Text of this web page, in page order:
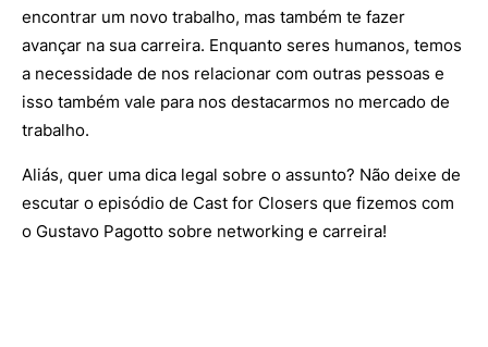
encontrar um novo trabalho, mas também te fazer
avançar na sua carreira. Enquanto seres humanos, temos
a necessidade de nos relacionar com outras pessoas e
isso também vale para nos destacarmos no mercado de
trabalho.
Aliás, quer uma dica legal sobre o assunto? Não deixe de
escutar o episódio de Cast for Closers que fizemos com
o Gustavo Pagotto sobre networking e carreira!